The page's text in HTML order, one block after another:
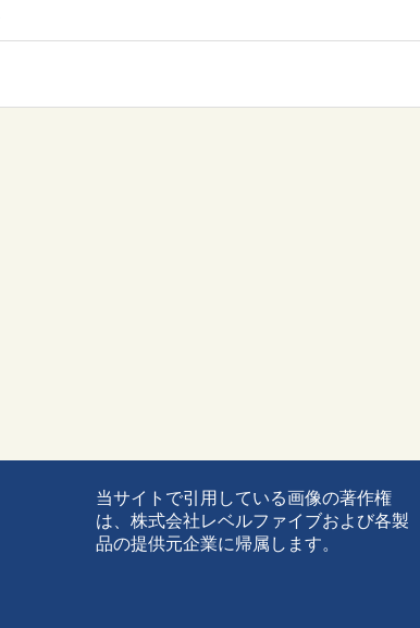
当サイトで引用している画像の著作権
は、株式会社レベルファイブおよび各製
品の提供元企業に帰属します。